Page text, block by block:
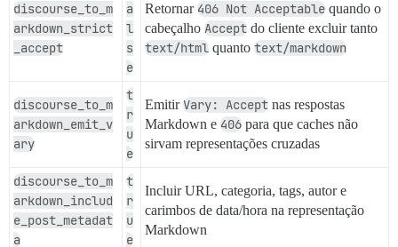
discourse_to_m
arkdown_strict
_accept
a
l
s
e
Retornar 406 Not Acceptable quando o
cabeçalho Accept do cliente excluir tanto
text/html quanto text/markdown
discourse_to_m
arkdown_emit_v
ary
t
r
u
e
EmitirVary: Accept nas respostas
Markdown e 406 para que caches não
sirvam representações cruzadas
discourse_to_m
arkdown_includ
e_post_metadat
a
t
r
u
e
Incluir URL, categoria, tags, autor e
carimbos de data/hora na representação
Markdown